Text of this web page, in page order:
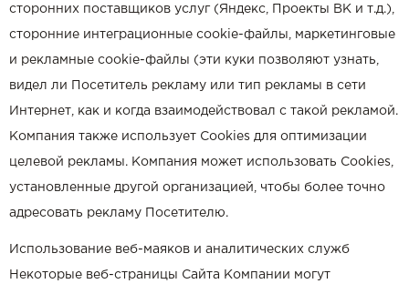
сторонних поставщиков услуг (Яндекс, Проекты ВК и т.д.),
сторонние интеграционные cookie-файлы, маркетинговые
и рекламные cookie-файлы (эти куки позволяют узнать,
видел ли Посетитель рекламу или тип рекламы в сети
Интернет, как и когда взаимодействовал с такой рекламой.
Компания также использует Cookies для оптимизации
целевой рекламы. Компания может использовать Cookies,
установленные другой организацией, чтобы более точно
адресовать рекламу Посетителю.
Использование веб-маяков и аналитических служб
Некоторые веб-страницы Сайта Компании могут